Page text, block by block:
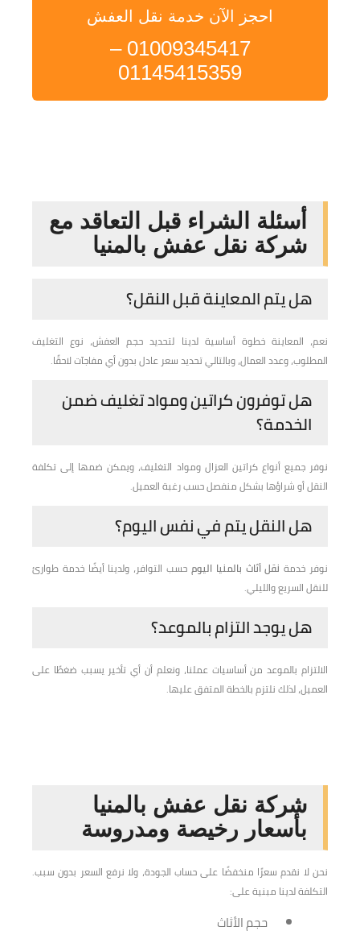
احجز الآن خدمة نقل العفش
01009345417 –
01145415359
أسئلة الشراء قبل التعاقد مع
شركة نقل عفش بالمنيا
هل يتم المعاينة قبل النقل؟
نعم، المعاينة خطوة أساسية لدينا لتحديد حجم العفش، نوع التغليف
المطلوب، وعدد العمال، وبالتالي تحديد سعر عادل بدون أي مفاجآت لاحقًا.
هل توفرون كراتين ومواد تغليف ضمن
الخدمة؟
نوفر جميع أنواع كراتين العزال ومواد التغليف، ويمكن ضمها إلى تكلفة
النقل أو شراؤها بشكل منفصل حسب رغبة العميل.
هل النقل يتم في نفس اليوم؟
نوفر خدمة نقل أثاث بالمنيا اليوم حسب التوافر، ولدينا أيضًا خدمة طوارئ
للنقل السريع والليلي.
هل يوجد التزام بالموعد؟
الالتزام بالموعد من أساسيات عملنا، ونعلم أن أي تأخير يسبب ضغطًا على
العميل، لذلك نلتزم بالخطة المتفق عليها.
شركة نقل عفش بالمنيا
بأسعار رخيصة ومدروسة
نحن لا نقدم سعرًا منخفضًا على حساب الجودة، ولا نرفع السعر بدون سبب.
التكلفة لدينا مبنية على:
حجم الأثاث